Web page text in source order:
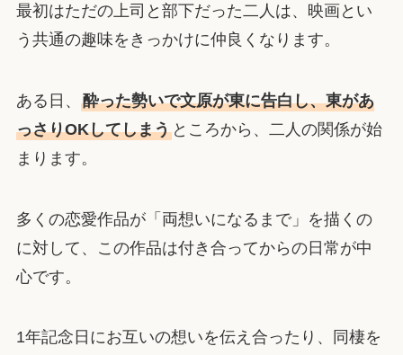
最初はただの上司と部下だった二人は、映画とい
う共通の趣味をきっかけに仲良くなります。
ある日、 酔った勢いで文原が東に告白し、東があ
っさりOKしてしまうところから、二人の関係が始
まります。
多くの恋愛作品が「両想いになるまで」を描くの
に対して、この作品は付き合ってからの日常が中
心です。
1年記念日にお互いの想いを伝え合ったり、同棲を